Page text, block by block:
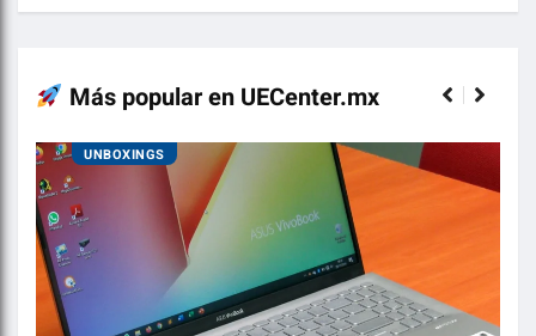
Más popular en UECenter.mx
UNBOXINGS